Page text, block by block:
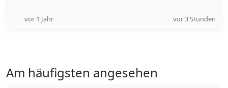
vor 1 Jahr vor 3 Stunden
Am häufigsten angesehen